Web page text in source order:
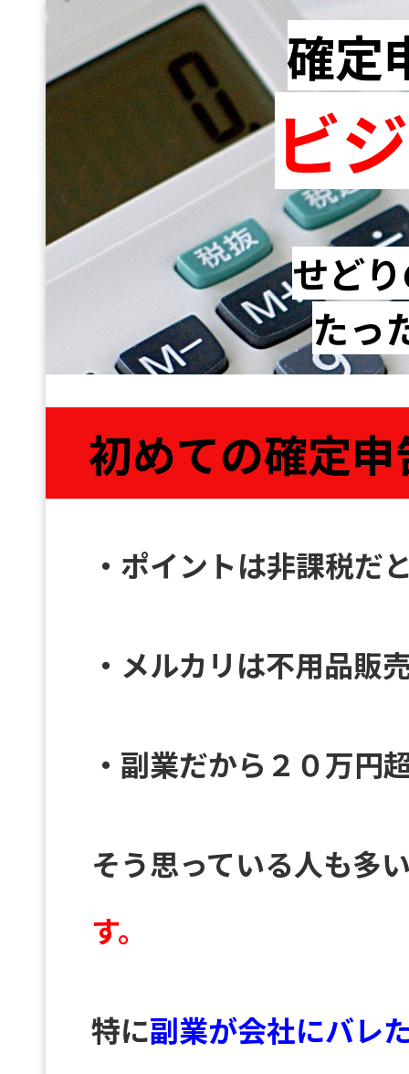
確定
ビ
せど
たっ
初めての確定
・ポイントは非課税だ
・メルカリは不用品販
・副業だから２０万円
そう思っている人も多
す。
特に副業が会社にバレ